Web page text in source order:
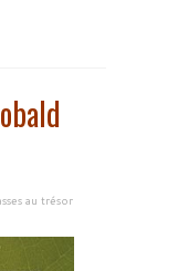
au trésor